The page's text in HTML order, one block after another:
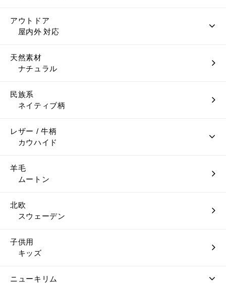
アウトドア
屋内外 対応
天然素材
ナチュラル
民族系
ネイティブ柄
レザー / 牛柄
カウハイド
羊毛
ムートン
北欧
スウェーデン
子供用
キッズ
ニューキリム